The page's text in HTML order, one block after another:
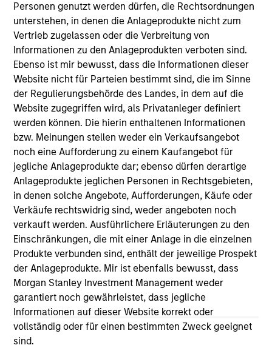
Personen genutzt werden dürfen, die Rechtsordnungen
unterstehen, in denen die Anlageprodukte nicht zum
Vertrieb zugelassen oder die Verbreitung von
Informationen zu den Anlageprodukten verboten sind.
Ebenso ist mir bewusst, dass die Informationen dieser
Website nicht für Parteien bestimmt sind, die im Sinne
der Regulierungsbehörde des Landes, in dem auf die
Website zugegriffen wird, als Privatanleger definiert
werden können. Die hierin enthaltenen Informationen
bzw. Meinungen stellen weder ein Verkaufsangebot
noch eine Aufforderung zu einem Kaufangebot für
jegliche Anlageprodukte dar; ebenso dürfen derartige
Anlageprodukte jeglichen Personen in Rechtsgebieten,
in denen solche Angebote, Aufforderungen, Käufe oder
Verkäufe rechtswidrig sind, weder angeboten noch
verkauft werden. Ausführlichere Erläuterungen zu den
Einschränkungen, die mit einer Anlage in die einzelnen
Produkte verbunden sind, enthält der jeweilige Prospekt
der Anlageprodukte. Mir ist ebenfalls bewusst, dass
Morgan Stanley Investment Management weder
garantiert noch gewährleistet, dass jegliche
Informationen auf dieser Website korrekt oder
vollständig oder für einen bestimmten Zweck geeignet
sind.
John Moon,Logan Burt
Investment Teams
Morgan Stanley Energy Partners, Morgan
Stanley Tactical Value,Morgan Stanley Capital
Partners
As of July 25, 2025. The above is provided for informational
and educational purposes only. There is no guarantee that
the investment mentioned resulted in positive performance
(for realized holdings), or will perform well in the future (for
current holdings). The trademarks and service marks above
are the property of their respective owners. The information
on this website has not been authorized, sponsored, or
otherwise approved by such owners. By clicking on any
links shown here, you agree that you are navigating to a
third party site. We are providing these hyperlinks to you
only as a convenience and the inclusion of any hyperlink is
not and does not imply any endorsement, approval,
investigation, verification or monitoring by us of any